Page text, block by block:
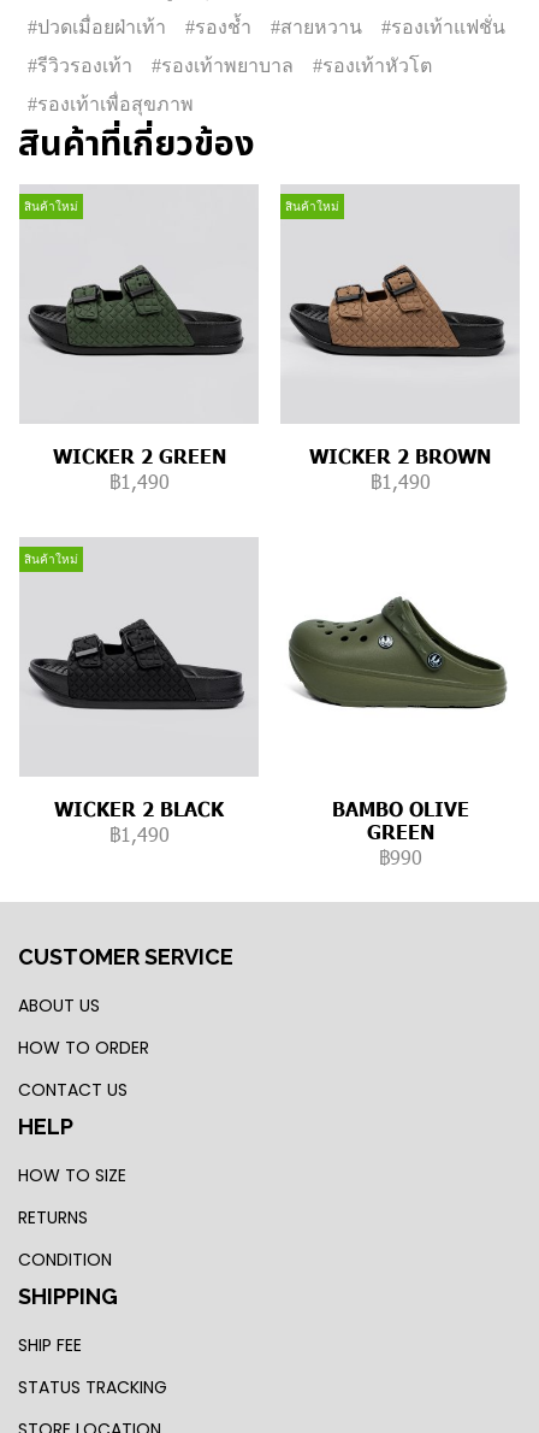
#ปวดเมื่อยฝ่าเท้า
#รองช้ำ #สายหวาน
#รองเท้าแฟชั่น
#รีวิวรองเท้า
#รองเท้าพยาบาล
#รองเท้าหัวโต
#รองเท้าเพื่อสุขภาพ
สินค้าที่เกี่ยวข้อง
สินค้าใหม่
WICKER 2 GREEN
฿1,490
สินค้าใหม่
WICKER 2 BROWN
฿1,490
สินค้าใหม่
WICKER 2 BLACK
฿1,490
BAMBO OLIVE
GREEN
฿990
CUSTOMER SERVICE
ABOUT US
HOW TO ORDER
CONTACT US
HELP
HOW TO SIZE
RETURNS
CONDITION
SHIPPING
SHIP FEE
STATUS TRACKING